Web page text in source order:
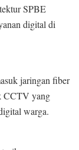
SPBE
digital di
jaringan fiber
CCTV yang
warga.